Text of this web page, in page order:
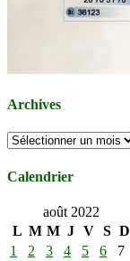
Archives
Archives
Calendrier
août 2022
L M M J V S D
1
2 3 4 5 6
7